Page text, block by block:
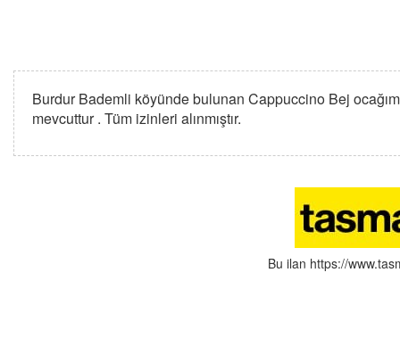
Burdur Bademli köyünde bulunan Cappuccino Bej
mevcuttur . Tüm izinleri alınmıştır.
Bu ilan https://